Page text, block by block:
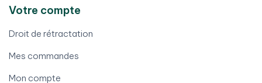
Votre compte
Droit de rétractation
Mes commandes
Mon compte